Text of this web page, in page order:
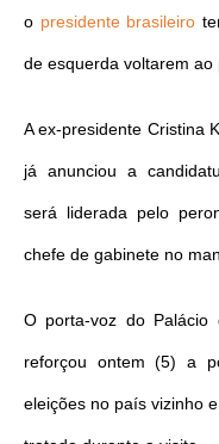
o presidente brasileiro
de esquerda voltarem ao
A ex-presidente Cristina
já anunciou a
será liderada pelo
chefe de gabinete no
O porta-voz do Palácio
reforçou ontem (5) a
eleições no país vizinho